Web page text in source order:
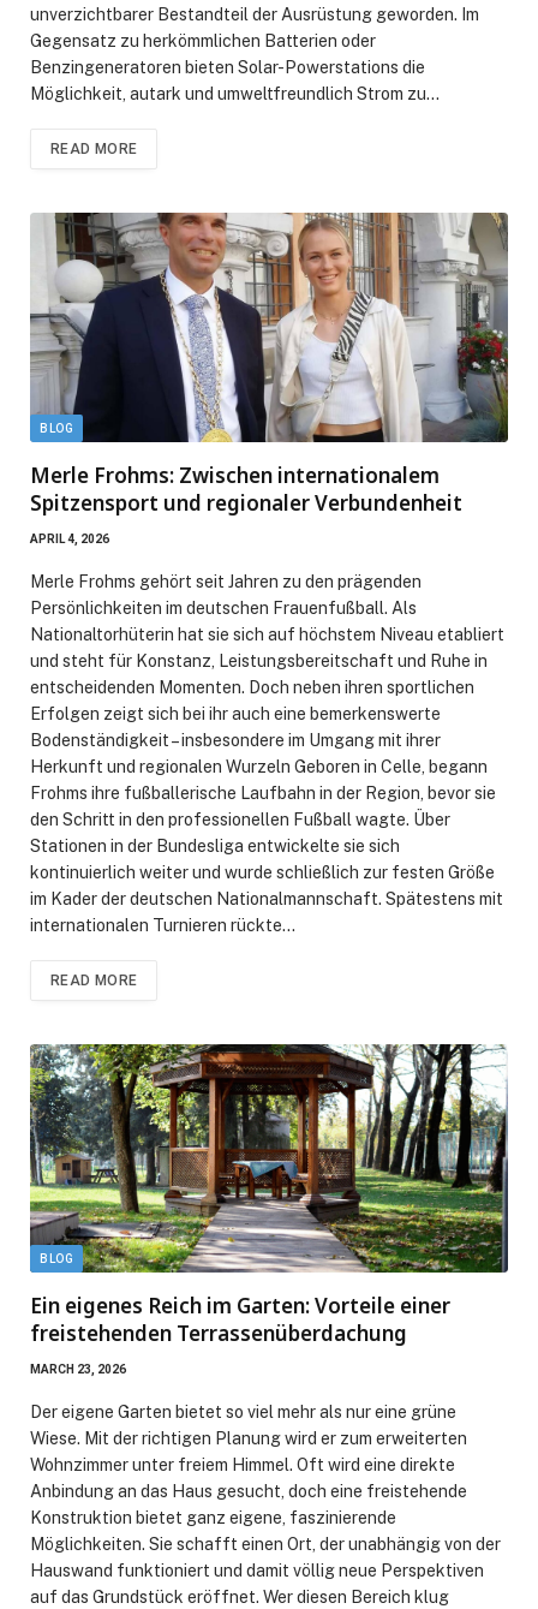
unverzichtbarer Bestandteil der Ausrüstung geworden. Im
Gegensatz zu herkömmlichen Batterien oder
Benzingeneratoren bieten Solar-Powerstations die
Möglichkeit, autark und umweltfreundlich Strom zu…
READ MORE
BLOG
Merle Frohms: Zwischen internationalem
Spitzensport und regionaler Verbundenheit
APRIL 4, 2026
Merle Frohms gehört seit Jahren zu den prägenden
Persönlichkeiten im deutschen Frauenfußball. Als
Nationaltorhüterin hat sie sich auf höchstem Niveau etabliert
und steht für Konstanz, Leistungsbereitschaft und Ruhe in
entscheidenden Momenten. Doch neben ihren sportlichen
Erfolgen zeigt sich bei ihr auch eine bemerkenswerte
Bodenständigkeit – insbesondere im Umgang mit ihrer
Herkunft und regionalen Wurzeln Geboren in Celle, begann
Frohms ihre fußballerische Laufbahn in der Region, bevor sie
den Schritt in den professionellen Fußball wagte. Über
Stationen in der Bundesliga entwickelte sie sich
kontinuierlich weiter und wurde schließlich zur festen Größe
im Kader der deutschen Nationalmannschaft. Spätestens mit
internationalen Turnieren rückte…
READ MORE
BLOG
Ein eigenes Reich im Garten: Vorteile einer
freistehenden Terrassenüberdachung
MARCH 23, 2026
Der eigene Garten bietet so viel mehr als nur eine grüne
Wiese. Mit der richtigen Planung wird er zum erweiterten
Wohnzimmer unter freiem Himmel. Oft wird eine direkte
Anbindung an das Haus gesucht, doch eine freistehende
Konstruktion bietet ganz eigene, faszinierende
Möglichkeiten. Sie schafft einen Ort, der unabhängig von der
Hauswand funktioniert und damit völlig neue Perspektiven
auf das Grundstück eröffnet. Wer diesen Bereich klug